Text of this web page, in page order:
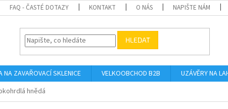
FAQ - ČASTÉ DOTAZY KONTAKT O NÁS NAPIŠTE NÁM
HLEDAT
NA ZAVAŘOVACÍ SKLENICE VELKOOBCHOD B2B UZÁVĚRY NA
hnědá